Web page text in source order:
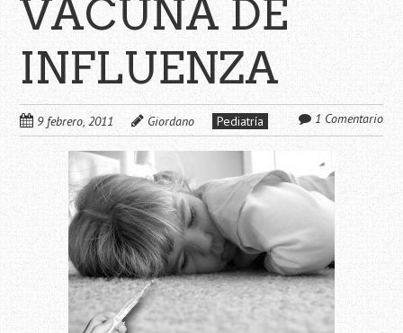
VACUNA DE
INFLUENZA
9 febrero, 2011 Giordano Pediatría 1 Comentario